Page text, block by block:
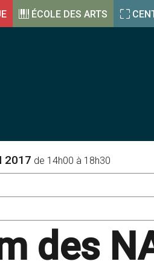
ÉCOLE DES ARTS
2017 de 14h00 à 18h30
des